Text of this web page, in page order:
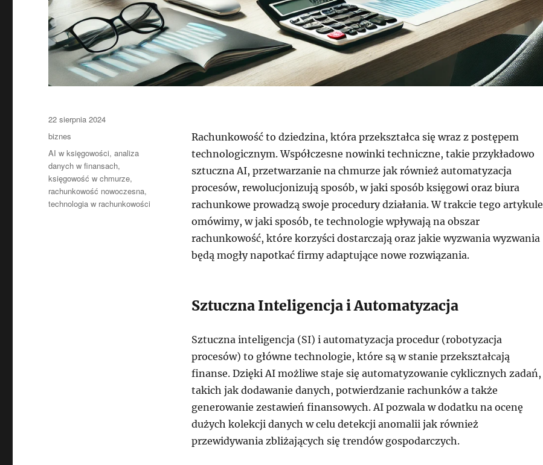
Rachunkowość to dziedzina, która przekształca się wraz z postępem
technologicznym. Współczesne nowinki techniczne, takie przykładowo
sztuczna AI, przetwarzanie na chmurze jak również automatyzacja
procesów, rewolucjonizują sposób, w jaki sposób księgowi oraz biura
rachunkowe prowadzą swoje procedury działania. W trakcie tego artykule
omówimy, w jaki sposób, te technologie wpływają na obszar
rachunkowość, które korzyści dostarczają oraz jakie wyzwania wyzwania
będą mogły napotkać firmy adaptujące nowe rozwiązania.
Sztuczna Inteligencja i Automatyzacja
Sztuczna inteligencja (SI) i automatyzacja procedur (robotyzacja
procesów) to główne technologie, które są w stanie przekształcają
finanse. Dzięki AI możliwe staje się automatyzowanie cyklicznych zadań,
takich jak dodawanie danych, potwierdzanie rachunków a także
generowanie zestawień finansowych. AI pozwala w dodatku na ocenę
dużych kolekcji danych w celu detekcji anomalii jak również
przewidywania zbliżających się trendów gospodarczych.
Data
publikacji
22 sierpnia 2024
Kategorie
biznes
Tagi
AI w księgowości,analiza
danych w finansach,
księgowość w chmurze,
rachunkowość nowoczesna,
technologia w rachunkowości